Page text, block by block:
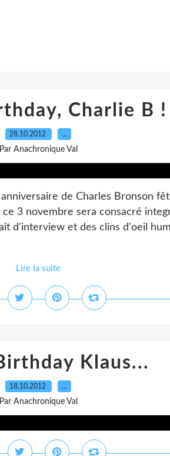
Charlie B !
28.10.2012 …
Par Anachronique Val
de Charles Bronson
3 novembre sera consacré
d'interview et des clins d'oeil
Lire la suite
Klaus...
18.10.2012 …
Par Anachronique Val